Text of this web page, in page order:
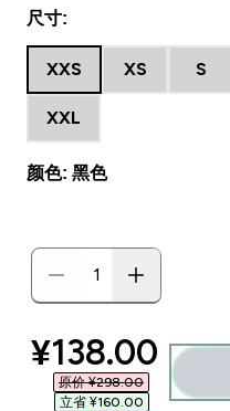
尺寸:
XXS XS S
XXL
颜色: 黑色
discounted
¥138.00‎
原价 ¥298.00‎
立省 ¥160.00‎